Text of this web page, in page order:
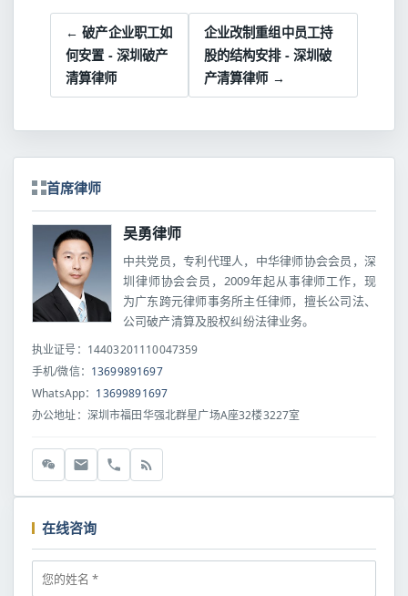
← 破产企业职工如
何安置 - 深圳破产
清算律师
企业改制重组中员工持
股的结构安排 - 深圳破
产清算律师 →
首席律师
吴勇律师
中共党员，专利代理人，中华律师协会会员，深
圳律师协会会员，2009年起从事律师工作，现
为广东跨元律师事务所主任律师，擅长公司法、
公司破产清算及股权纠纷法律业务。
执业证号：14403201110047359
手机/微信： 13699891697
WhatsApp： 13699891697
办公地址：深圳市福田华强北群星广场A座32楼3227室
在线咨询